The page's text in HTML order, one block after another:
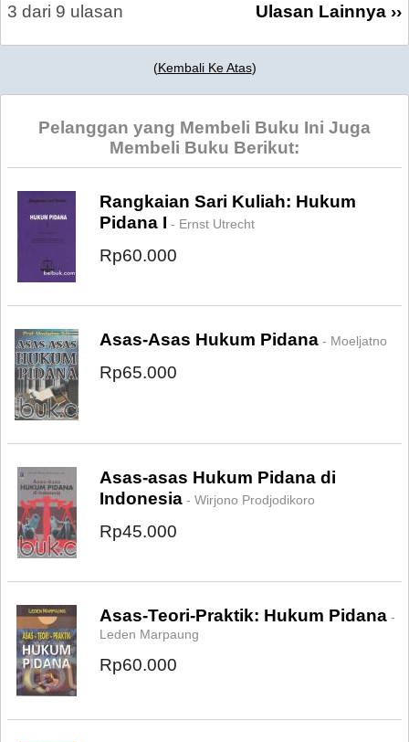
3 dari 9 ulasan Ulasan Lainnya ››
(Kembali Ke Atas)
Pelanggan yang Membeli Buku Ini Juga
Membeli Buku Berikut:
Rangkaian Sari Kuliah: Hukum
Pidana I - Ernst Utrecht
Rp60.000
Asas-Asas Hukum Pidana - Moeljatno
Rp65.000
Asas-asas Hukum Pidana di
Indonesia - Wirjono Prodjodikoro
Rp45.000
Asas-Teori-Praktik: Hukum Pidana -
Leden Marpaung
Rp60.000